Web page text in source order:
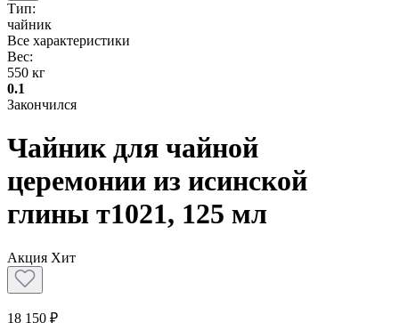
Тип:
чайник
Все характеристики
Вес:
550 кг
0.1
Закончился
Чайник для чайной
церемонии из исинской
глины т1021, 125 мл
Акция Хит
18 150 ₽